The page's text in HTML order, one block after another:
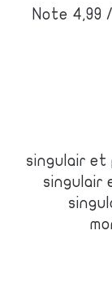
Note 4,99
singulair et
singulair